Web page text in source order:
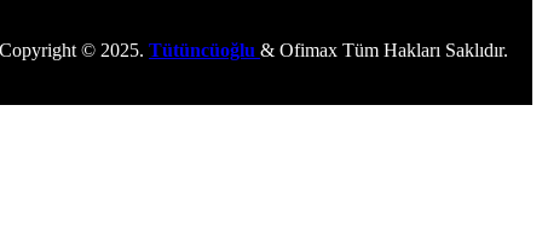
Copyright © 2025. Tütüncüoğlu & Ofimax Tüm Hakları Saklıdır.